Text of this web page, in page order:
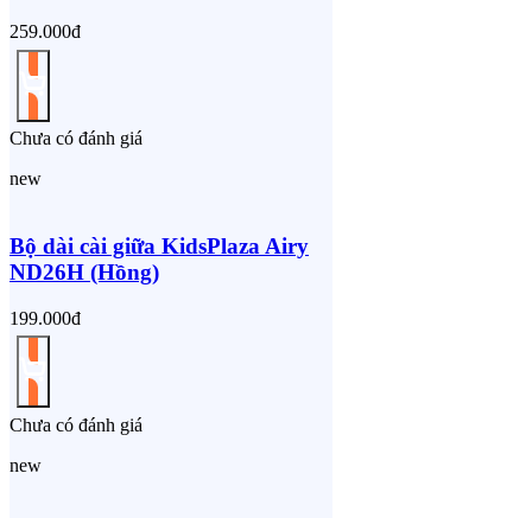
259.000đ
Chưa có đánh giá
new
Bộ dài cài giữa KidsPlaza Airy
ND26H (Hồng)
199.000đ
Chưa có đánh giá
new